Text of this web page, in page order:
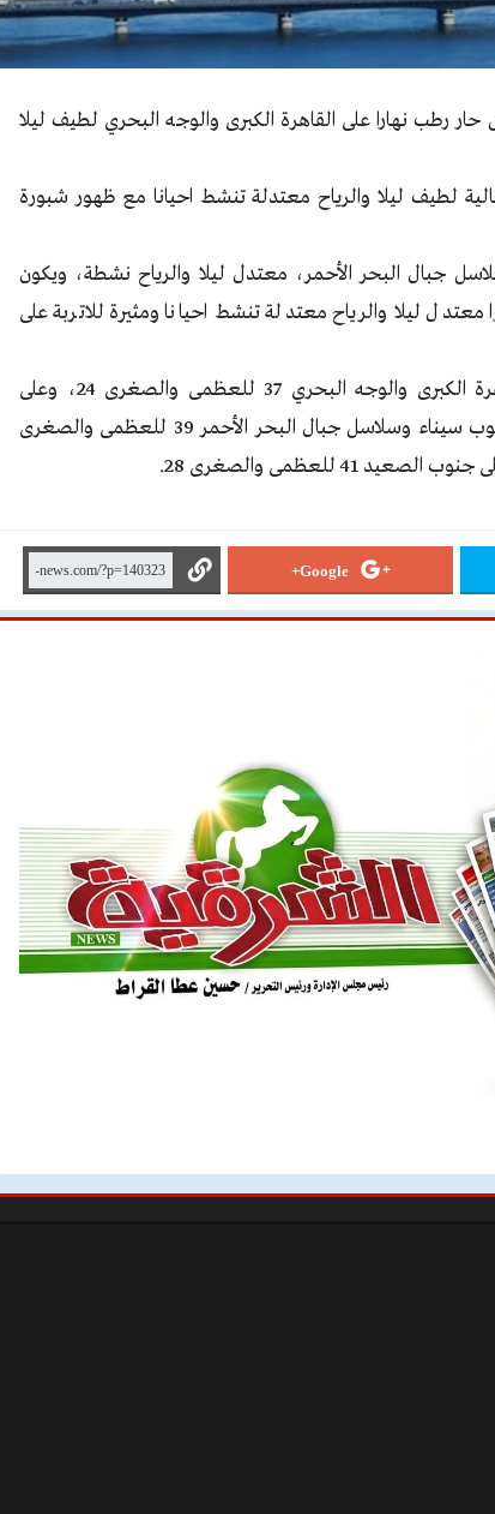
رطب نهارا على القاهرة الكبرى والوجه البحري لطيف ليلا
لطيف ليلا والرياح معتدلة تنشط احيانا مع ظهور شبورة
جبال البحر الأحمر، معتدل ليلا والرياح نشطة، ويكون
ليلا والرياح معتدلة تنشط احيانا ومثيرة للاتربة على
من المتوقع أن تسجل درجات الحرارة، الأحد على القاهرة الكبرى والوجه البحري 37 للعظمى والصغرى 24، وعلى
السواحل الشمالية 31 للعظمى والصغرى 23، وعلى جنوب سيناء وسلاسل جبال البحر الأحمر 39 للعظمى والصغرى
Google+